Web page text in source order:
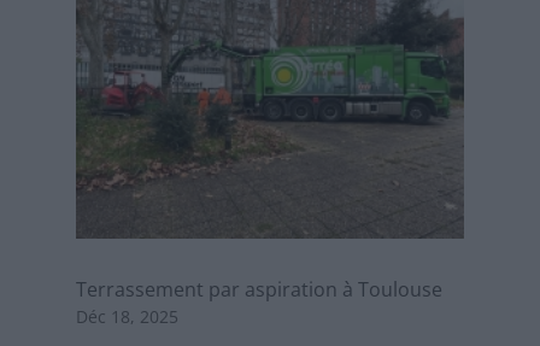
Terrassement par aspiration à Toulouse
Déc 18, 2025